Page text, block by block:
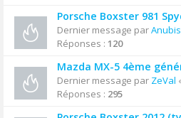
Porsche Boxster 981
Dernier message parAnubis
Réponses : 120
Mazda MX-5 4ème
Dernier message par ZeVal
Réponses : 295